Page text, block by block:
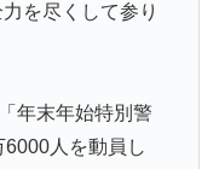
を尽くして参り
年末年始特別警
人を動員し